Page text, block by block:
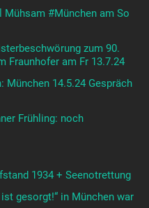
Mühsam #München am So
zum 90.
Fraunhofer am Fr 13.7.24
München 14.5.24 Gespräch
Frühling: noch
1934 + Seenotrettung
gesorgt!“ in München war